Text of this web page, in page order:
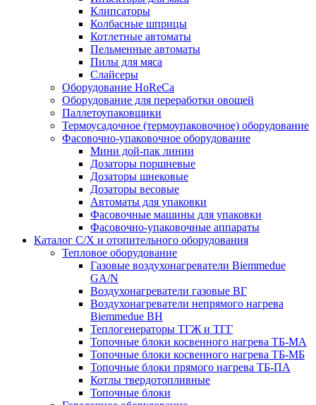
Клипсаторы
Колбасные шприцы
Котлетные автоматы
Пельменные автоматы
Пилы для мяса
Слайсеры
Оборудование HoReCa
Оборудование для переработки овощей
Паллетоупаковщики
Термоусадочное (термоупаковочное) оборудование
Фасовочно-упаковочное оборудование
Мини дой-пак линии
Дозаторы поршневые
Дозаторы шнековые
Дозаторы весовые
Автоматы для упаковки
Фасовочные машины для упаковки
Фасовочно-упаковочные аппараты
Каталог С/Х и отопительного оборудования
Тепловое оборудование
Газовые воздухонагреватели Biemmedue
GA/N
Воздухонагреватели газовые ВГ
Воздухонагреватели непрямого нагрева
Biemmedue BH
Теплогенераторы ТГЖ и ТГГ
Топочные блоки косвенного нагрева ТБ-МА
Топочные блоки косвенного нагрева ТБ-МБ
Топочные блоки прямого нагрева ТБ-ПА
Котлы твердотопливные
Топочные блоки